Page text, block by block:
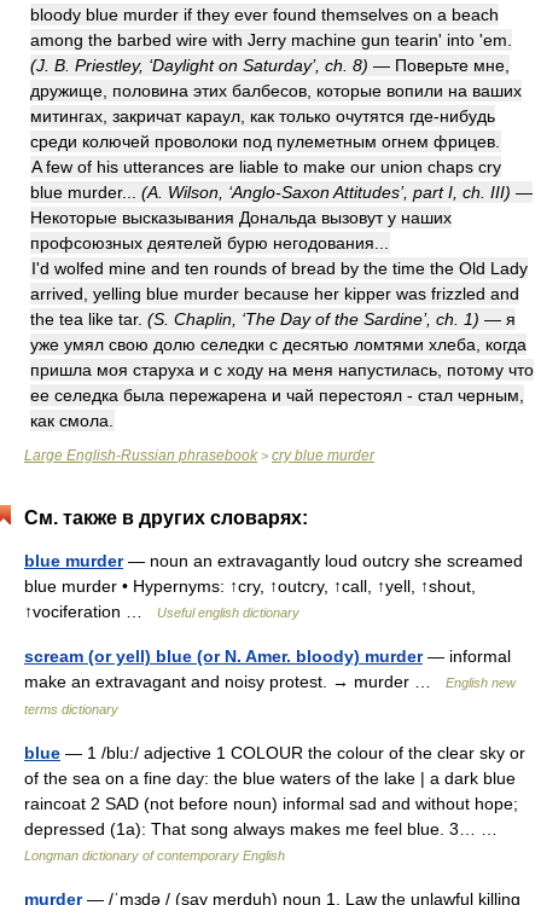
bloody blue murder if they ever found themselves on a beach
among the barbed wire with Jerry machine gun tearin' into 'em.
(J. B. Priestley, ‘Daylight on Saturday’, ch. 8) — Поверьте мне,
дружище, половина этих балбесов, которые вопили на ваших
митингах, закричат караул, как только очутятся где-нибудь
среди колючей проволоки под пулеметным огнем фрицев.
A few of his utterances are liable to make our union chaps cry
blue murder... (A. Wilson, ‘Anglo-Saxon Attitudes’, part I, ch. III) —
Некоторые высказывания Дональда вызовут у наших
профсоюзных деятелей бурю негодования...
I'd wolfed mine and ten rounds of bread by the time the Old Lady
arrived, yelling blue murder because her kipper was frizzled and
the tea like tar. (S. Chaplin, ‘The Day of the Sardine’, ch. 1) — я
уже умял свою долю селедки с десятью ломтями хлеба, когда
пришла моя старуха и с ходу на меня напустилась, потому что
ее селедка была пережарена и чай перестоял - стал черным,
как смола.
Large English-Russian phrasebook > cry blue murder
См. также в других словарях:
blue murder— noun an extravagantly loud outcry she screamed
blue murder • Hypernyms: ↑cry, ↑outcry, ↑call, ↑yell, ↑shout,
↑vociferation …
Useful english dictionary
scream (or yell) blue (or N. Amer. bloody) murder— informal
make an extravagant and noisy protest. → murder …
English new
terms dictionary
blue — 1 /blu:/ adjective 1 COLOUR the colour of the clear sky or
of the sea on a fine day: the blue waters of the lake | a dark blue
raincoat 2 SAD (not before noun) informal sad and without hope;
depressed (1a): That song always makes me feel blue. 3… …
Longman dictionary of contemporary English
murder— /ˈmɜdə / (say merduh) noun 1. Law the unlawful killing